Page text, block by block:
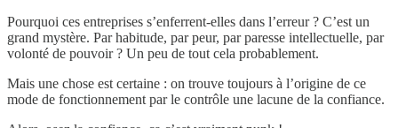
Pourquoi ces entreprises s’enferrent-elles dans l’erreur ? C’est un
grand mystère. Par habitude, par peur, par paresse intellectuelle, par
volonté de pouvoir ? Un peu de tout cela probablement.
Mais une chose est certaine : on trouve toujours à l’origine de ce
mode de fonctionnement par le contrôle une lacune de la confiance.